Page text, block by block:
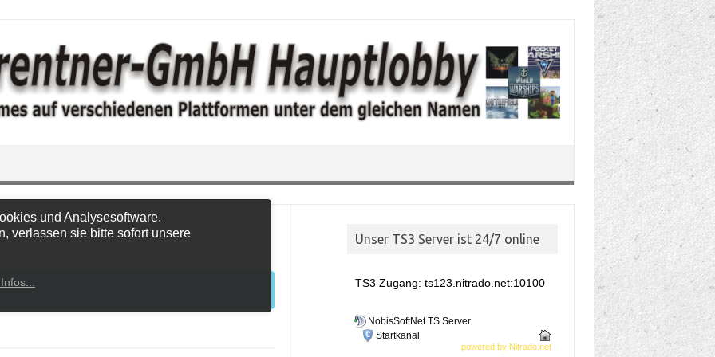
Unser TS3 Server ist 24/7 online
TS3 Zugang: ts123.nitrado.net:10100
und Analysesoftware.
verlassen sie bitte sofort unsere